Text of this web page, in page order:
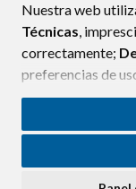
Nuestra web
Técnicas,
correctamente;
preferencias de
funcionamiento
Si acepta
consideramos